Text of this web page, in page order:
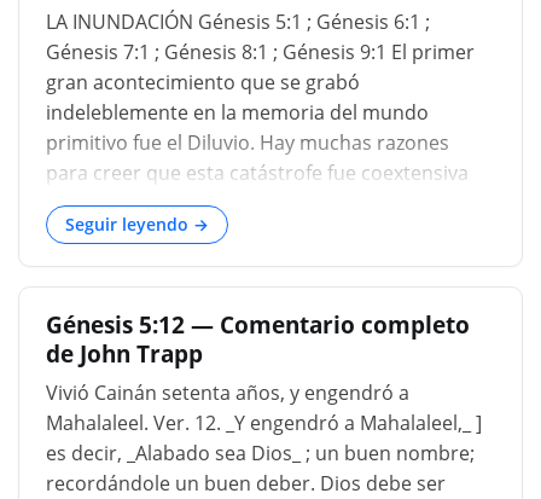
LA INUNDACIÓN Génesis 5:1 ; Génesis 6:1 ;
Génesis 7:1 ; Génesis 8:1 ; Génesis 9:1 El primer
gran acontecimiento que se grabó
indeleblemente en la memoria del mundo
primitivo fue el Diluvio. Hay muchas razones
para creer que esta catástrofe fue coextensiva
con la población humana del mundo. En cada
rama de la familia humana se encuentran las
tradiciones del evento. Estas tradiciones no
necesitan ser recitadas, aunque algunas de ellas
tienen una semejanza notable con la historia
bíblica, mientras que otras son muy hermosas
en su construcción y sig
Seguir leyendo →
Génesis 5:12 — Comentario completo
de John Trapp
Vivió Cainán setenta años, y engendró a
Mahalaleel. Ver. 12. _Y engendró a Mahalaleel,_ ]
es decir, _Alabado sea Dios_ ; un buen nombre;
recordándole un buen deber. Dios debe ser